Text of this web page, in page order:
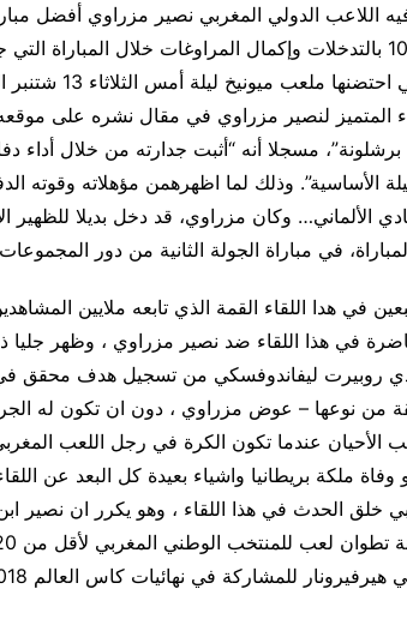
اللاعب الدولي المغربي نصير مزراوي أفضل
تنقيط ، بمعدل 100/100 بالتدخلات وإكمال المراوغات خلال
برشلونة
المتميز لنصير مزراوي في مقال نشره على
مسجلا أنه “أثبت جدارته من خلال أداء
الأساسية”. وذلك لما اظهرهمن مؤهلاته وقوته
الألماني… وكان مزراوي، قد دخل بديلا للظهير
في هدا اللقاء القمة الذي تابعه ملايين
في هذا اللقاء ضد نصير مزراوي ، وظهر جليا
روبيرت ليفاندوفسكي من تسجيل هدف محقق
من نوعها – عوض مزراوي ، دون ان تكون له
الأحيان عندما تكون الكرة في رجل اللعب
وفاة ملكة بريطانيا واشياء بعيدة كل البعد عن
خلق الحدث في هذا اللقاء ، وهو يكرر ان نصير
للمشاركة في نهائيات كاس العالم 2018.